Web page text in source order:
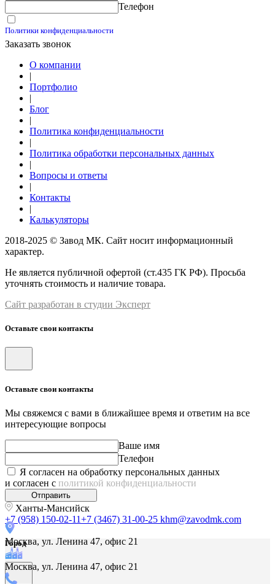
Москва, ул. Ленина 47, офис 21
Москва, ул. Ленина 47, офис 21
Телефон
Политики конфиденциальности
Заказать звонок
О компании
|
Портфолио
|
Блог
|
Политика конфиденциальности
|
Политика обработки персональных данных
|
Вопросы и ответы
|
Контакты
|
Калькуляторы
2018-2025 © Завод МК. Сайт носит информационный
характер.
Не является публичной офертой (ст.435 ГК РФ). Просьба
уточнять стоимость и наличие товара.
Сайт разработан в студии Эксперт
Оставьте свои контакты
Оставьте свои контакты
Мы свяжемся с вами в ближайшее время и ответим на все
интересующие вопросы
Ваше имя
Телефон
Я согласен на обработку персональных данных
и согласен с политикой конфиденциальности
Отправить
Ханты-Мансийск
+7 (958) 150-02-11+7 (3467) 31-00-25 khm@zavodmk.com
Город